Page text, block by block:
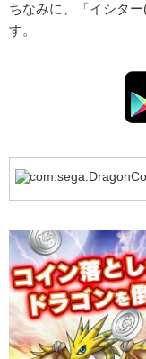
ちなみに、「イシタ
す。